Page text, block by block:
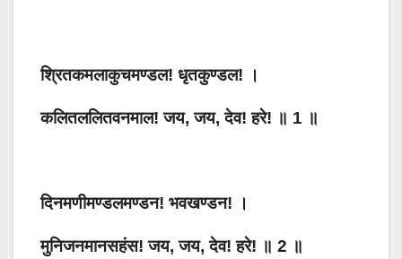
श्रितकमलाकुचमण्डल! धृतकुण्डल! ।
कलितललितवनमाल! जय, जय, देव! हरे! ॥ 1 ॥
दिनमणीमण्डलमण्डन! भवखण्डन! ।
मुनिजनमानसहंस! जय, जय, देव! हरे! ॥ 2 ॥